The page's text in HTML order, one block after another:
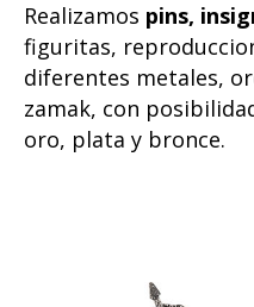
Realizamos pins,
figuritas,
diferentes metales,
zamak, con
oro, plata y bronce.